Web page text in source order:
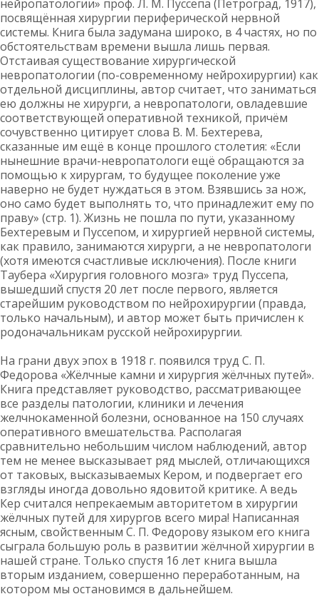
нейропатологии» проф. Л. М. Пуссепа (Петроград, 1917),
посвящённая хирургии периферической нервной
системы. Книга была задумана широко, в 4 частях, но по
обстоятельствам времени вышла лишь первая.
Отстаивая существование хирургической
невропатологии (по-современному нейрохирургии) как
отдельной дисциплины, автор считает, что заниматься
ею должны не хирурги, а невропатологи, овладевшие
соответствующей оперативной техникой, причём
сочувственно цитирует слова В. М. Бехтерева,
сказанные им ещё в конце прошлого столетия: «Если
нынешние врачи-невропатологи ещё обращаются за
помощью к хирургам, то будущее поколение уже
наверно не будет нуждаться в этом. Взявшись за нож,
оно само будет выполнять то, что принадлежит ему по
праву» (стр. 1). Жизнь не пошла по пути, указанному
Бехтеревым и Пуссепом, и хирургией нервной системы,
как правило, занимаются хирурги, а не невропатологи
(хотя имеются счастливые исключения). После книги
Таубера «Хирургия головного мозга» труд Пуссепа,
вышедший спустя 20 лет после первого, является
старейшим руководством по нейрохирургии (правда,
только начальным), и автор может быть причислен к
родоначальникам русской нейрохирургии.
На грани двух эпох в 1918 г. появился труд С. П.
Федорова «Жёлчные камни и хирургия жёлчных путей».
Книга представляет руководство, рассматривающее
все разделы патологии, клиники и лечения
желчнокаменной болезни, основанное на 150 случаях
оперативного вмешательства. Располагая
сравнительно небольшим числом наблюдений, автор
тем не менее высказывает ряд мыслей, отличающихся
от таковых, высказываемых Кером, и подвергает его
взгляды иногда довольно ядовитой критике. А ведь
Кер считался непрекаемым авторитетом в хирургии
жёлчных путей для хирургов всего мира! Написанная
ясным, свойственным С. П. Федорову языком его книга
сыграла большую роль в развитии жёлчной хирургии в
нашей стране. Только спустя 16 лет книга вышла
вторым изданием, совершенно переработанным, на
котором мы остановимся в дальнейшем.